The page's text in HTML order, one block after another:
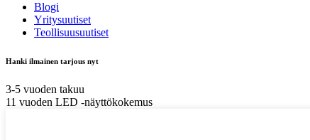
Blogi
Yritysuutiset
Teollisuusuutiset
Hanki ilmainen tarjous nyt
3-5 vuoden takuu
11 vuoden LED -näyttökokemus